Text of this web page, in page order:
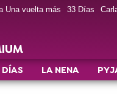
Una vuelta más 33 Días
DÍAS LA NENA